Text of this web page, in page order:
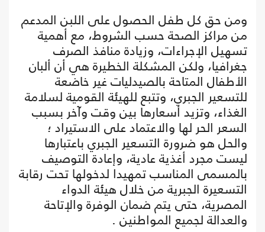
ومن حق كل طفل الحصول على اللبن المدعم
من مراكز الصحة حسب الشروط، مع أهمية
تسهيل الإجراءات، وزيادة منافذ الصرف
جغرافيا، ولكن المشكلة الخطيرة هي أن ألبان
الأطفال المتاحة بالصيدليات غير خاضعة
للتسعير الجبري، وتتبع للهيئة القومية لسلامة
الغذاء، وتزيد أسعارها بين وقت وآخر بسبب
السعر الحر لها والاعتماد على الاستيراد ؛
والحل هو ضرورة التسعير الجبري باعتبارها
ليست مجرد أغذية عادية، وإعادة التوصيف
بالمسمى المناسب تمهيدا لدخولها تحت رقابة
التسعيرة الجبرية من خلال هيئة الدواء
المصرية، حتى يتم ضمان الوفرة والإتاحة
والعدالة لجميع المواطنين .